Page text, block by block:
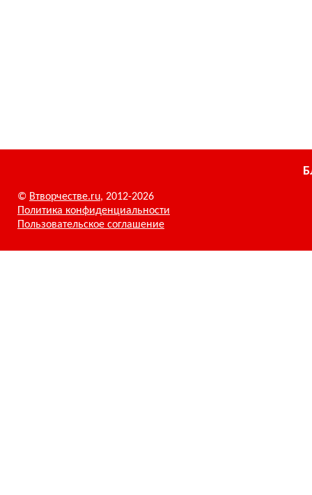
© Втворчестве.ru, 2012-2026
Политика конфиденциальности
Пользовательское соглашение